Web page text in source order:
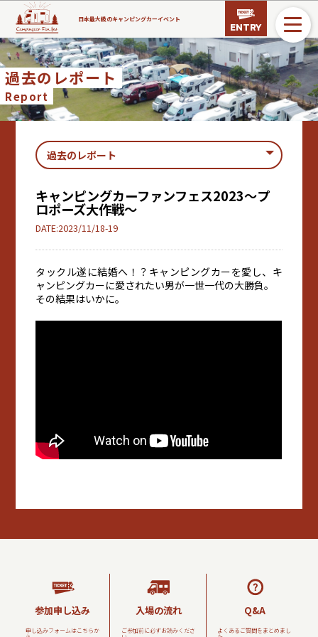
日本最大級のキャンピングカーイベント
ENTRY
過去のレポート
Report
キャンピングカーファンフェス2023〜プ
ロポーズ大作戦〜
DATE:2023/11/18-19
タックル遂に結婚へ！？キャンピングカーを愛し、キ
ャンピングカーに愛されたい男が一世一代の大勝負。
その結果はいかに。
参加申し込み
申し込みフォームはこちらか
入場の流れ
ご参加前に必ずお読みくださ
Q&A
よくあるご質問をまとめまし